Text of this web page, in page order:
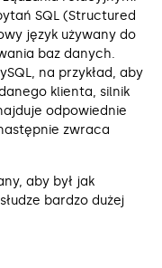
SQL (Structured
język używany do
baz danych.
na przykład, aby
klienta, silnik
odpowiednie
zwraca
aby był jak
bardzo dużej